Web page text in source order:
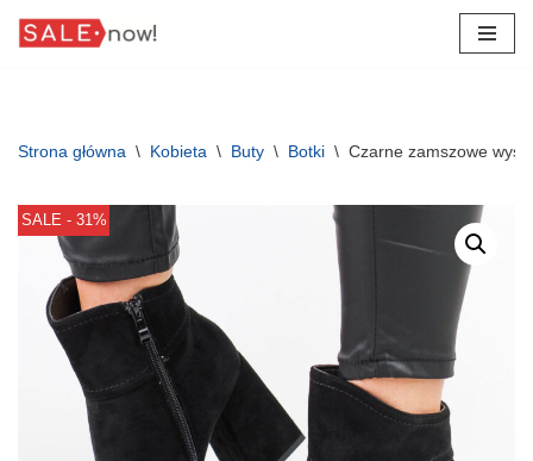
Strona główna \ Kobieta \ Buty \ Botki \ Czarne zamszowe
SALE - 31%